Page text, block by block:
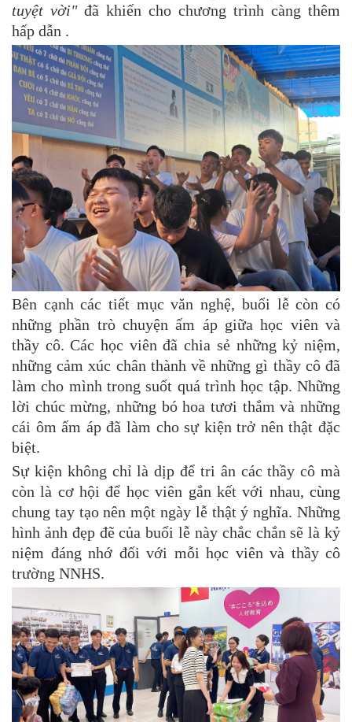
tuyệt vời"đã khiến cho chương trình càng thêm
hấp dẫn .
Bên cạnh các tiết mục văn nghệ, buổi lễ còn có
những phần trò chuyện ấm áp giữa học viên và
thầy cô. Các học viên đã chia sẻ những kỷ niệm,
những cảm xúc chân thành về những gì thầy cô đã
làm cho mình trong suốt quá trình học tập. Những
lời chúc mừng, những bó hoa tươi thắm và những
cái ôm ấm áp đã làm cho sự kiện trở nên thật đặc
biệt.
Sự kiện không chỉ là dịp để tri ân các thầy cô mà
còn là cơ hội để học viên gắn kết với nhau, cùng
chung tay tạo nên một ngày lễ thật ý nghĩa. Những
hình ảnh đẹp đẽ của buổi lễ này chắc chắn sẽ là kỷ
niệm đáng nhớ đối với mỗi học viên và thầy cô
trường NNHS.